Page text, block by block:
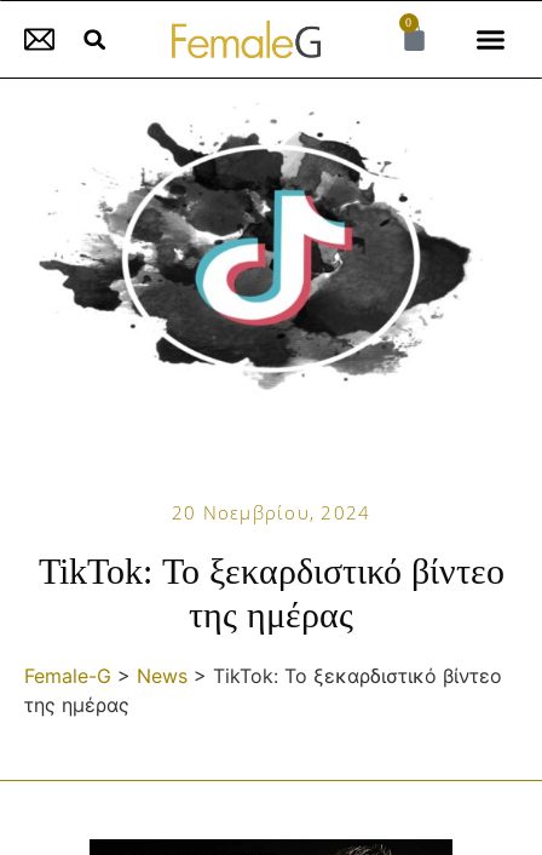
0
20 Νοεμβρίου, 2024
TikTok: Το ξεκαρδιστικό βίντεο
της ημέρας
Female-G > News > TikTok: Το ξεκαρδιστικό βίντεο
της ημέρας